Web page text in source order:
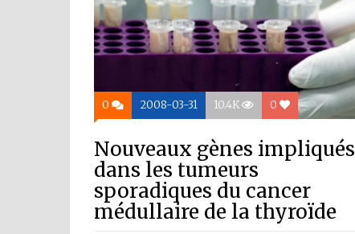
0 2008-03-31 10.4K 0
Nouveaux gènes impliqués
dans les tumeurs
sporadiques du cancer
médullaire de la thyroïde